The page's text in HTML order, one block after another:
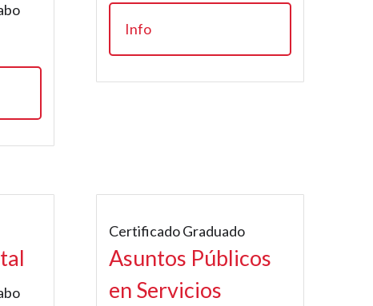
Info
Certificado Graduado
Asuntos Públicos
en Servicios